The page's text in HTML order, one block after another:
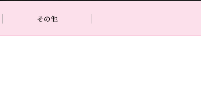
その他